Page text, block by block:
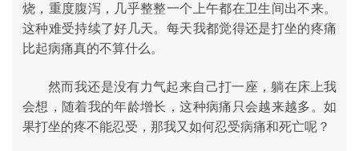
烧，重度腹泻，几乎整整一个上午都在卫生间出不来。
这种难受持续了好几天。每天我都觉得还是打坐的疼痛
比起病痛真的不算什么。
然而我还是没有力气起来自己打一座，躺在床上我
会想，随着我的年龄增长，这种病痛只会越来越多。如
果打坐的疼不能忍受，那我又如何忍受病痛和死亡呢？